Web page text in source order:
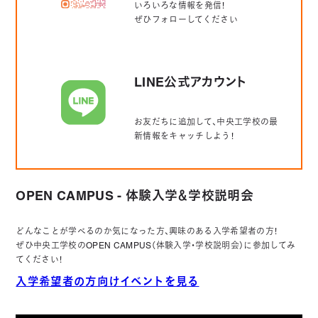
いろいろな情報を発信！
ぜひフォローしてください
LINE公式アカウント
お友だちに追加して、中央工学校の最
新情報をキャッチしよう！
OPEN CAMPUS - 体験入学＆学校説明会
どんなことが学べるのか気になった方、興味のある入学希望者の方！
ぜひ中央工学校のOPEN CAMPUS（体験入学・学校説明会）に参加してみ
てください！
入学希望者の方向けイベントを見る